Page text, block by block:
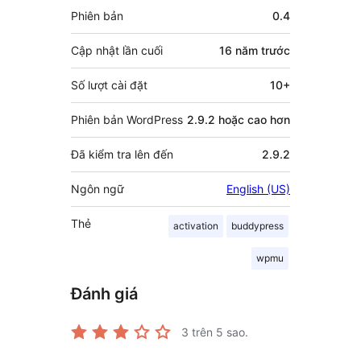
Meta
Phiên bản 0.4
Cập nhật lần cuối 16 năm trước
Số lượt cài đặt 10+
Phiên bản WordPress 2.9.2 hoặc cao hơn
Đã kiểm tra lên đến 2.9.2
Ngôn ngữ English (US)
Thẻ activation buddypress
wpmu
Đánh giá
3 trên 5 sao.